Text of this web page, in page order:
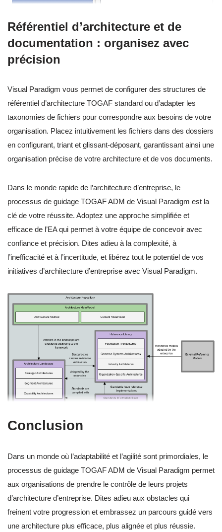
Référentiel d’architecture et de
documentation : organisez avec
précision
Visual Paradigm vous permet de configurer des structures de
référentiel d’architecture TOGAF standard ou d’adapter les
taxonomies de fichiers pour correspondre aux besoins de votre
organisation. Placez intuitivement les fichiers dans des dossiers
en configurant, triant et glissant-déposant, garantissant ainsi une
organisation précise de votre architecture et de vos documents.
Dans le monde rapide de l’architecture d’entreprise, le
processus de guidage TOGAF ADM de Visual Paradigm est la
clé de votre réussite. Adoptez une approche simplifiée et
efficace de l’EA qui permet à votre équipe de concevoir avec
confiance et précision. Dites adieu à la complexité, à
l’inefficacité et à l’incertitude, et libérez tout le potentiel de vos
initiatives d’architecture d’entreprise avec Visual Paradigm.
Conclusion
Dans un monde où l’adaptabilité et l’agilité sont primordiales, le
processus de guidage TOGAF ADM de Visual Paradigm permet
aux organisations de prendre le contrôle de leurs projets
d’architecture d’entreprise. Dites adieu aux obstacles qui
freinent votre progression et embrassez un parcours guidé vers
une architecture plus efficace, plus alignée et plus réussie.